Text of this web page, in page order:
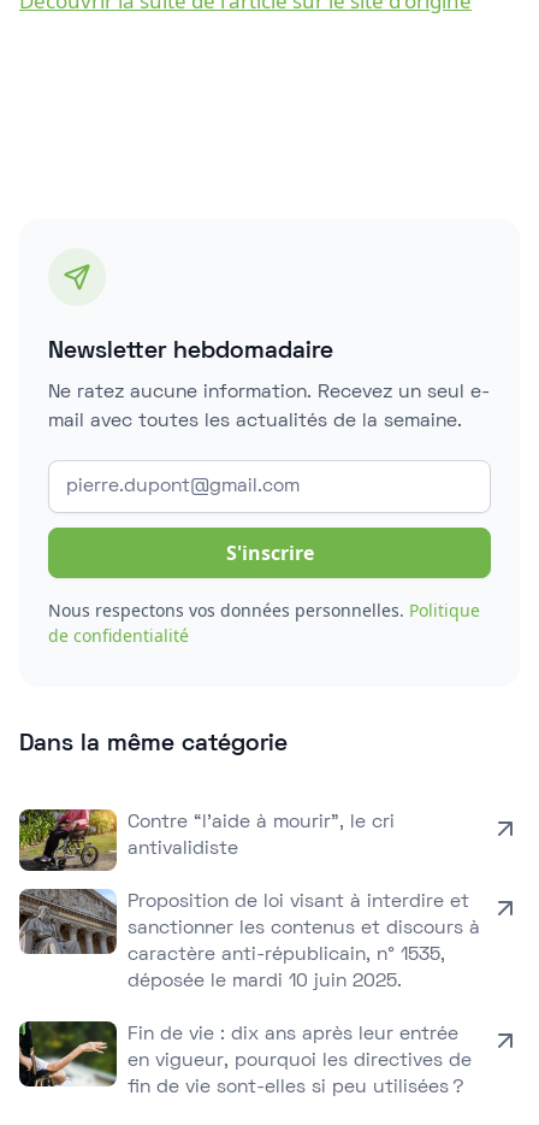
Newsletter hebdomadaire
Ne ratez aucune information. Recevez un seul e-
mail avec toutes les actualités de la semaine.
Nous respectons vos données personnelles. Politique
de confidentialité
Dans la même catégorie
Contre “l’aide à mourir”, le cri
antivalidiste
Proposition de loi visant à interdire et
sanctionner les contenus et discours à
caractère anti-républicain, n° 1535,
déposée le mardi 10 juin 2025.
Fin de vie : dix ans après leur entrée
en vigueur, pourquoi les directives de
fin de vie sont-elles si peu utilisées ?